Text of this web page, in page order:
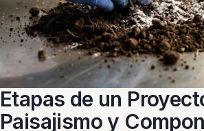
Etapas de un
Paisajismo y